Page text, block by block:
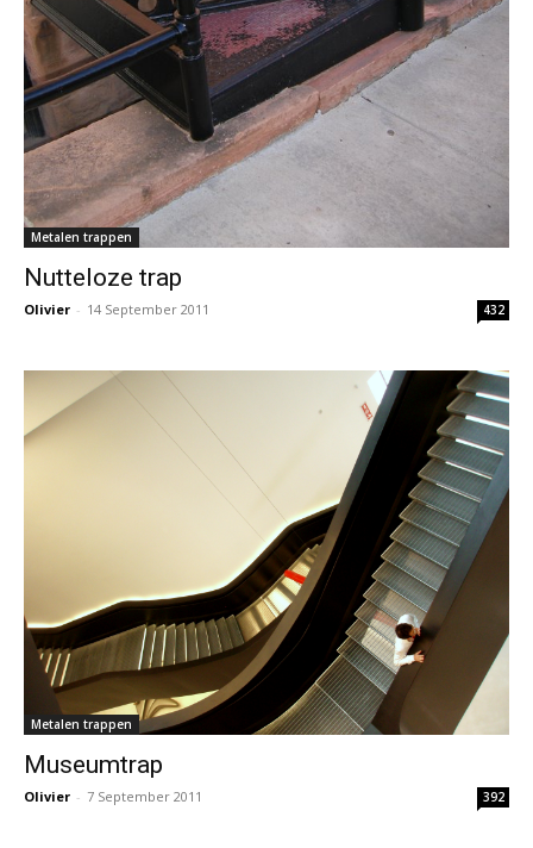
Metalen trappen
Nutteloze trap
Olivier - 14 September 2011 432
Metalen trappen
Museumtrap
Olivier - 7 September 2011 392